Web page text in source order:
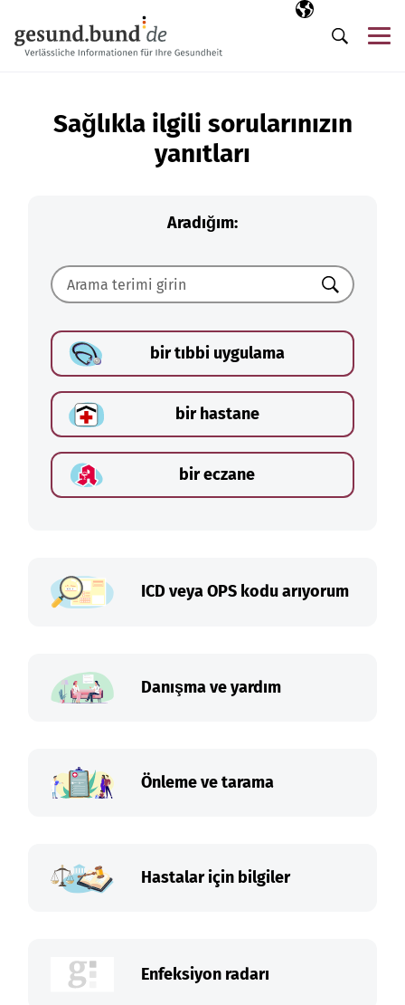
Seçili dil
TR
Arama
Sağlıkla ilgili sorularınızın
yanıtları
Aradığım:
Ara
bir tıbbi uygulama
bir hastane
bir eczane
ICD veya OPS kodu arıyorum
Danışma ve yardım
Önleme ve tarama
Hastalar için bilgiler
Enfeksiyon radarı